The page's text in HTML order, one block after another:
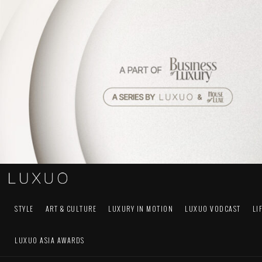
STYLE ART & CULTURE LUXURY IN MOTION LUXUO VODCAST
LUXUO ASIA AWARDS